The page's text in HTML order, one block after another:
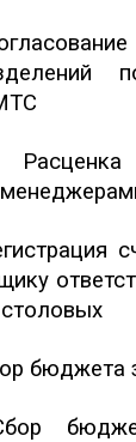
бюджета